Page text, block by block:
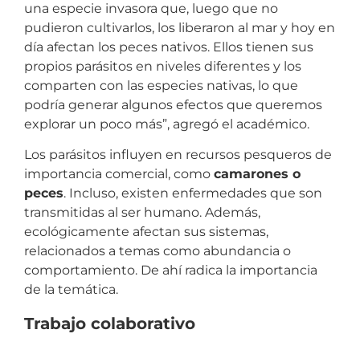
una especie invasora que, luego que no
pudieron cultivarlos, los liberaron al mar y hoy en
día afectan los peces nativos. Ellos tienen sus
propios parásitos en niveles diferentes y los
comparten con las especies nativas, lo que
podría generar algunos efectos que queremos
explorar un poco más”, agregó el académico.
Los parásitos influyen en recursos pesqueros de
importancia comercial, como camarones o
peces. Incluso, existen enfermedades que son
transmitidas al ser humano. Además,
ecológicamente afectan sus sistemas,
relacionados a temas como abundancia o
comportamiento. De ahí radica la importancia
de la temática.
Trabajo colaborativo